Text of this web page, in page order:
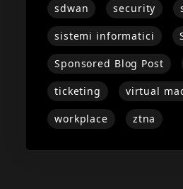
sdwan security
sistemi informatici
Sponsored Blog Post
ticketing virtual
workplace ztna